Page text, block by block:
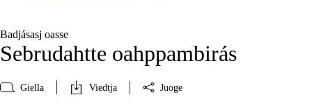
Badjásasj oasse
Sebrudahtte oahppambirás
Giella Viedtja Juoge